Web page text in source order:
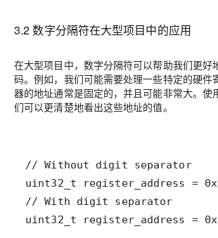
3.2 数字分隔符在大型项目中的应用
在大型项目中，数字分隔符可以帮助我们更好
码。例如，我们可能需要处理一些特定的硬件
器的地址通常是固定的，并且可能非常大。使
们可以更清楚地看出这些地址的值。
// Without digit separator
uint32_t register_address =